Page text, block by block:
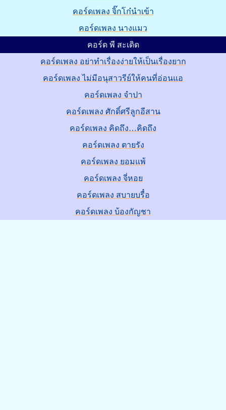
คอร์ดเพลง จิ๊กโก๋นำเข้า
คอร์ดเพลง นางแมว
คอร์ด พี สะเดิด
คอร์ดเพลง อย่าทำเรื่องง่ายให้เป็นเรื่องยาก
คอร์ดเพลง ไม่มีอนุสาวรีย์ให้คนที่อ่อนแอ
คอร์ดเพลง จำปา
คอร์ดเพลง ศักดิ์ศรีลูกอีสาน
คอร์ดเพลง คิดถึง…คิดถึง
คอร์ดเพลง ตายรัง
คอร์ดเพลง ยอมแพ้
คอร์ดเพลง จี่หอย
คอร์ดเพลง สบายบรื๋อ
คอร์ดเพลง บ้องกัญชา